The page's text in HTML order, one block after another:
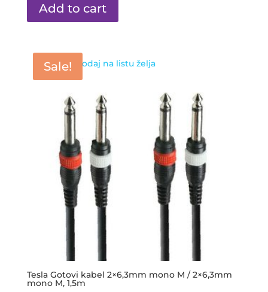
Add to cart
Sale!
Tesla Gotovi kabel 2×6,3mm mono M / 2×6,3mm
mono M, 1,5m
Dodaj na listu želja